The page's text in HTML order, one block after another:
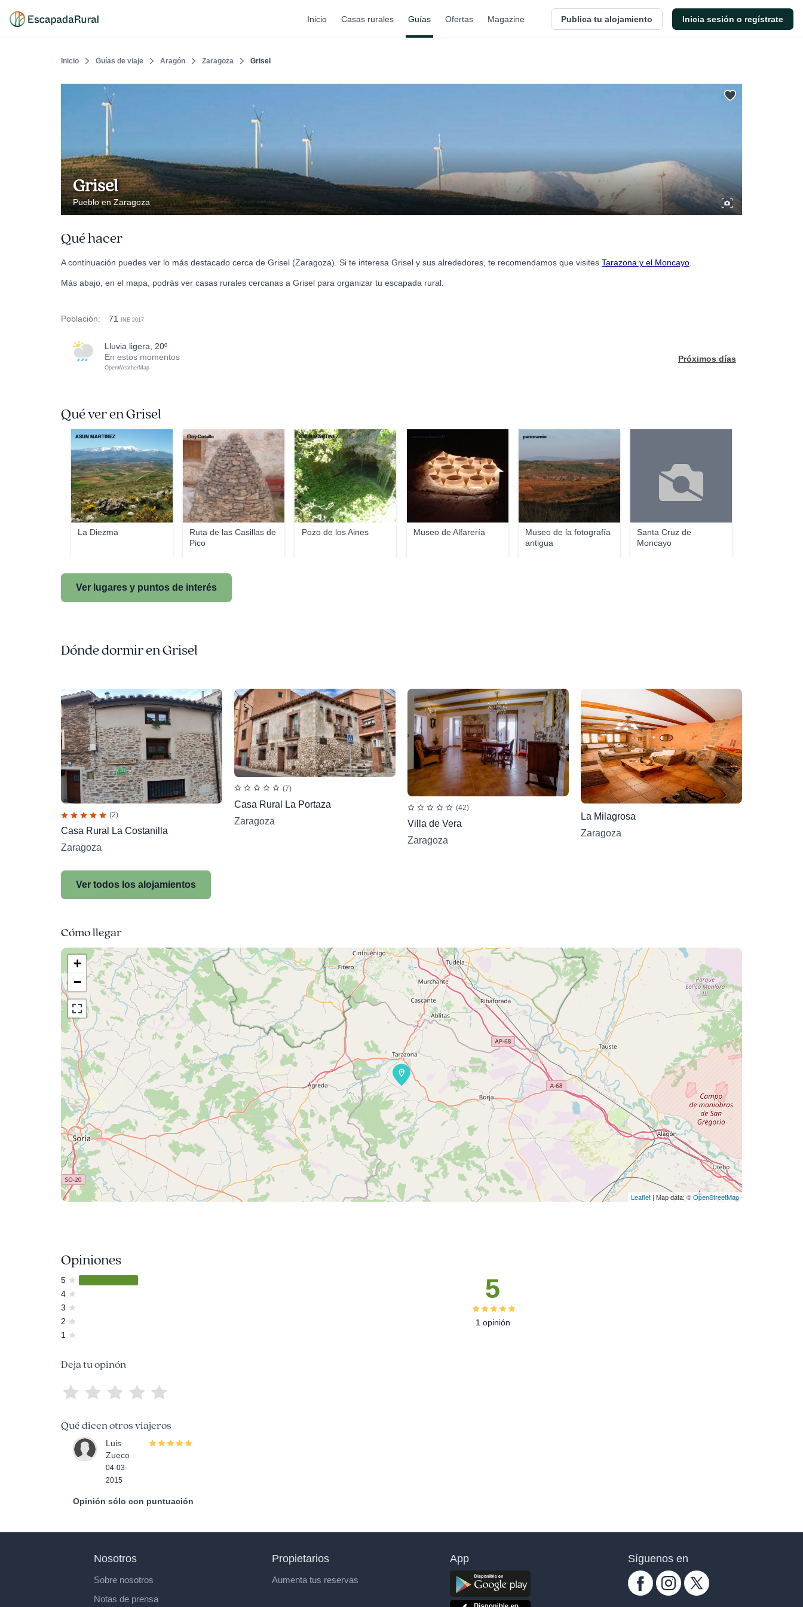
Inicio Casas rurales Guías Ofertas Magazine Publica tu alojamiento Inicia sesión o regístrate
Inicio Guías de viaje Aragón Zaragoza Grisel
Grisel
Pueblo en Zaragoza
Qué hacer
A continuación puedes ver lo más destacado cerca de Grisel (Zaragoza). Si te interesa Grisel y sus alrededores, te recomendamos que visites Tarazona y el Moncayo
Más abajo, en el mapa, podrás ver casas rurales cercanas a Grisel para organizar tu escapada rural.
Población: 71 INE 2017
lluvia ligera, 20º
En estos momentos
OpenWeatherMap
Próximos días
Qué ver en Grisel
La Diezma
ASUN MARTINEZ
Ruta de las Casillas de
Pico
Eloy Cotallo
Pozo de los Aines
ASUN MARTINEZ
Museo de Alfarería
Jasongalvez503
Museo de la fotografía
antigua
panoramio
Santa Cruz de
Moncayo
Ver lugares y puntos de interés
Dónde dormir en Grisel
(2)
Casa Rural La Costanilla
Zaragoza
(7)
Casa Rural La Portaza
Zaragoza
(42)
Villa de Vera
Zaragoza
La Milagrosa
Zaragoza
Ver todos los alojamientos
Cómo llegar
+
−
Leaflet | Map data: ©OpenStreetMap
Opiniones
5
4
3
2
1
5
1 opinión
Deja tu opinón
Qué dicen otros viajeros
Luis
Zueco
04-03-
2015
Opinión sólo con puntuación
Nosotros
Sobre nosotros
Notas de prensa
Propietarios
Aumenta tus reservas
App Síguenos en